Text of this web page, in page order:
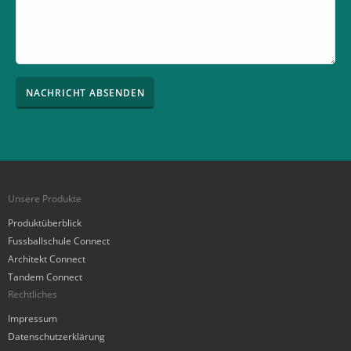
Unsere Produkte
Produktüberblick
Fussballschule Connect
Architekt Connect
Tandem Connect
Rechtliches
Impressum
Datenschutzerklärung